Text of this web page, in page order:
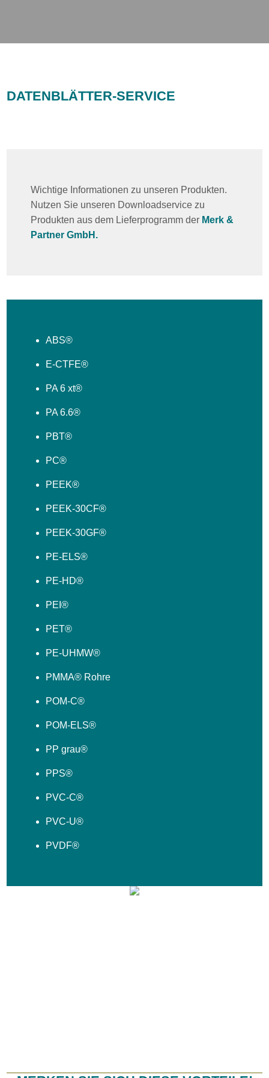
DATENBLÄTTER-SERVICE
Wichtige Informationen zu unseren Produkten.
Nutzen Sie unseren Downloadservice zu
Produkten aus dem Lieferprogramm der Merk &
Partner GmbH.
ABS®
E-CTFE®
PA 6 xt®
PA 6.6®
PBT®
PC®
PEEK®
PEEK-30CF®
PEEK-30GF®
PE-ELS®
PE-HD®
PEI®
PET®
PE-UHMW®
PMMA® Rohre
POM-C®
POM-ELS®
PP grau®
PPS®
PVC-C®
PVC-U®
PVDF®